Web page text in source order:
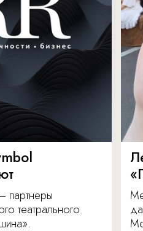
театрального